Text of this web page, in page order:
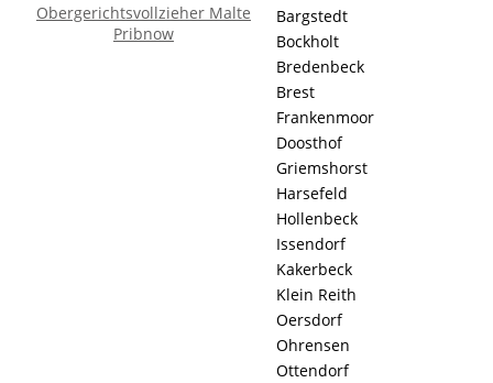
Obergerichtsvollzieher Malte
Pribnow
Bargstedt
Bockholt
Bredenbeck
Brest
Frankenmoor
Doosthof
Griemshorst
Harsefeld
Hollenbeck
Issendorf
Kakerbeck
Klein Reith
Oersdorf
Ohrensen
Ottendorf